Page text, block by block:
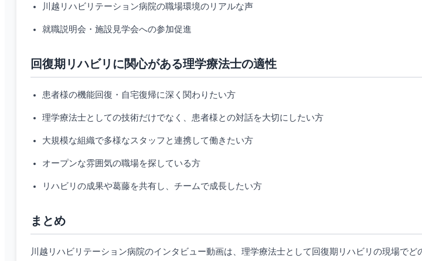
川越リハビリテーション病院の職場環境のリアルな声
就職説明会・施設見学会への参加促進
回復期リハビリに関心がある理学療法士の適性
患者様の機能回復・自宅復帰に深く関わりたい方
理学療法士としての技術だけでなく、患者様との対話を大切にしたい方
大規模な組織で多様なスタッフと連携して働きたい方
オープンな雰囲気の職場を探している方
リハビリの成果や葛藤を共有し、チームで成長したい方
まとめ
川越リハビリテーション病院のインタビュー動画は、理学療法士として回復期リハビリの現場で